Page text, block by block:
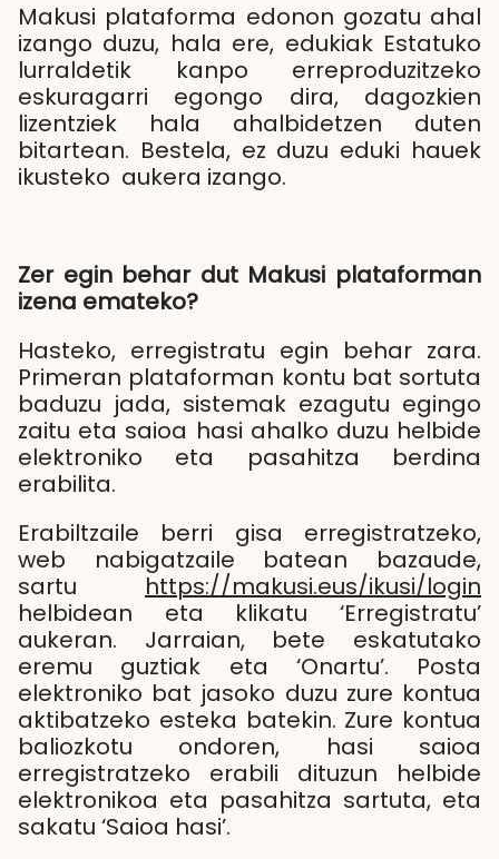
Makusi plataforma edonon gozatu ahal
izango duzu, hala ere, edukiak Estatuko
lurraldetik kanpo erreproduzitzeko
eskuragarri egongo dira, dagozkien
lizentziek hala ahalbidetzen duten
bitartean. Bestela, ez duzu eduki hauek
ikusteko aukera izango.
Zer egin behar dut Makusi plataforman
izena emateko?
Hasteko, erregistratu egin behar zara.
Primeran plataforman kontu bat sortuta
baduzu jada, sistemak ezagutu egingo
zaitu eta saioa hasi ahalko duzu helbide
elektroniko eta pasahitza berdina
erabilita.
Erabiltzaile berri gisa erregistratzeko,
web nabigatzaile batean bazaude,
sartu https://makusi.eus/ikusi/login
helbidean eta klikatu ‘Erregistratu’
aukeran. Jarraian, bete eskatutako
eremu guztiak eta ‘Onartu’. Posta
elektroniko bat jasoko duzu zure kontua
aktibatzeko esteka batekin. Zure kontua
baliozkotu ondoren, hasi saioa
erregistratzeko erabili dituzun helbide
elektronikoa eta pasahitza sartuta, eta
sakatu ‘Saioa hasi’.